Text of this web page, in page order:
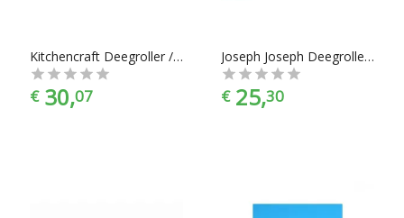
Kitchencraft Deegroller / Fondantroller 49cm
€ 30,07
Joseph Joseph Deegroller - Assorti - Verstelbaar
€ 25,30